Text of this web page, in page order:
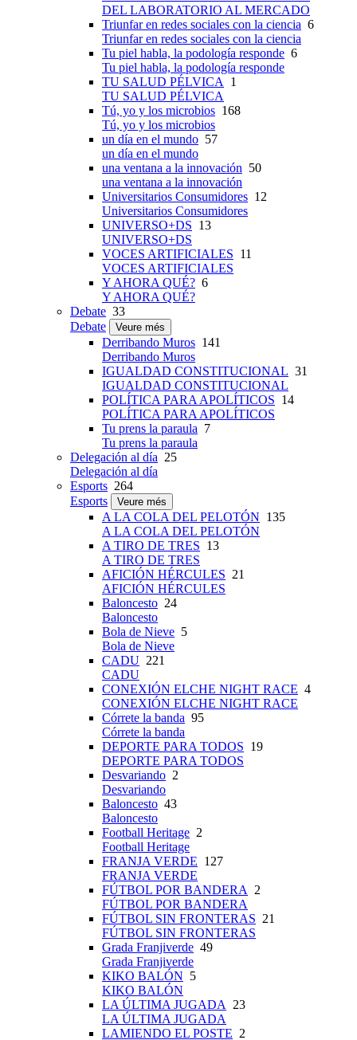
DEL LABORATORIO AL MERCADO
Triunfar en redes sociales con la ciencia 6
Triunfar en redes sociales con la ciencia
Tu piel habla, la podología responde 6
Tu piel habla, la podología responde
TU SALUD PÉLVICA
1
TU SALUD PÉLVICA
Tú, yo y los microbios 168
Tú, yo y los microbios
un día en el mundo 57
un día en el mundo
una ventana a la innovación 50
una ventana a la innovación
Universitarios Consumidores 12
Universitarios Consumidores
UNIVERSO+DS 13
UNIVERSO+DS
VOCES ARTIFICIALES 11
VOCES ARTIFICIALES
Y AHORA QUÉ? 6
Y AHORA QUÉ?
Debate 33
Debate
Veure més
Derribando Muros 141
Derribando Muros
IGUALDAD CONSTITUCIONAL 31
IGUALDAD CONSTITUCIONAL
POLÍTICA PARA APOLÍTICOS 14
POLÍTICA PARA APOLÍTICOS
Tu prens la paraula 7
Tu prens la paraula
Delegación al día 25
Delegación al día
Esports 264
Esports
Veure més
A LA COLA DEL PELOTÓN 135
A LA COLA DEL PELOTÓN
A TIRO DE TRES 13
A TIRO DE TRES
AFICIÓN HÉRCULES 21
AFICIÓN HÉRCULES
Baloncesto 24
Baloncesto
Bola de Nieve 5
Bola de Nieve
CADU 221
CADU
CONEXIÓN ELCHE NIGHT RACE 4
CONEXIÓN ELCHE NIGHT RACE
Córrete la banda 95
Córrete la banda
DEPORTE PARA TODOS 19
DEPORTE PARA TODOS
Desvariando 2
Desvariando
Baloncesto 43
Baloncesto
Football Heritage 2
Football Heritage
FRANJA VERDE 127
FRANJA VERDE
FÚTBOL POR BANDERA
2
FÚTBOL POR BANDERA
FÚTBOL SIN FRONTERAS 21
FÚTBOL SIN FRONTERAS
Grada Franjiverde 49
Grada Franjiverde
KIKO BALÓN 5
KIKO BALÓN
LA ÚLTIMA JUGADA
23
LA ÚLTIMA JUGADA
LAMIENDO EL POSTE 2